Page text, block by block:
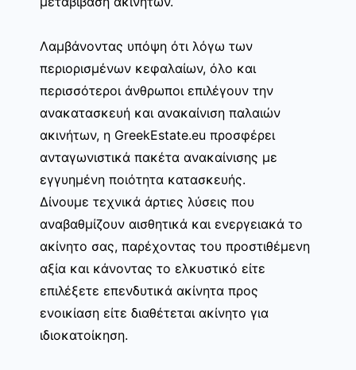
Λαμβάνοντας υπόψη ότι λόγω των
περιορισμένων κεφαλαίων, όλο και
περισσότεροι άνθρωποι επιλέγουν την
ανακατασκευή και ανακαίνιση παλαιών
ακινήτων, η GreekEstate.eu προσφέρει
ανταγωνιστικά πακέτα ανακαίνισης με
εγγυημένη ποιότητα κατασκευής.
Δίνουμε τεχνικά άρτιες λύσεις που
αναβαθμίζουν αισθητικά και ενεργειακά το
ακίνητο σας, παρέχοντας του προστιθέμενη
αξία και κάνοντας το ελκυστικό είτε
επιλέξετε επενδυτικά ακίνητα προς
ενοικίαση είτε διαθέτεται ακίνητο για
ιδιοκατοίκηση.